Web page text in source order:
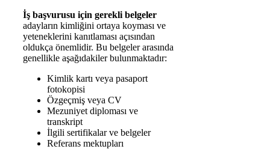
İş başvurusu için gerekli belgeler
adayların kimliğini ortaya koyması ve
yeteneklerini kanıtlaması açısından
oldukça önemlidir. Bu belgeler arasında
genellikle aşağıdakiler bulunmaktadır:
Kimlik kartı veya pasaport
fotokopisi
Özgeçmiş veya CV
Mezuniyet diploması ve
transkript
İlgili sertifikalar ve belgeler
Referans mektupları